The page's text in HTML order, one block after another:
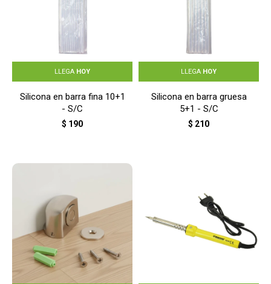
LLEGA HOY
Silicona en barra fina 10+1
- S/C
$ 190
LLEGA HOY
Silicona en barra gruesa
5+1 - S/C
$ 210